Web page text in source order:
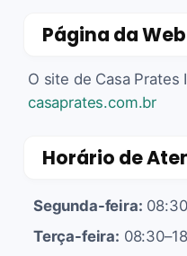
Página da Web
O site de Casa Prates
casaprates.com.br
Horário de
Segunda-feira:
Terça-feira: